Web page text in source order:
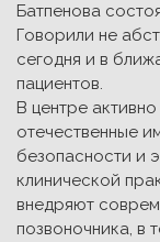
Батпенова
Говорили не
сегодня и в
пациентов.
В центре
отечественные
безопасности и
клинической
внедряют
позвоночника, в